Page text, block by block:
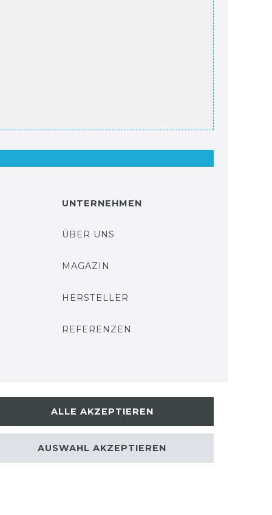
UNTERNEHMEN
ÜBER UNS
MAGAZIN
HERSTELLER
REFERENZEN
ALLE AKZEPTIEREN
AUSWAHL AKZEPTIEREN